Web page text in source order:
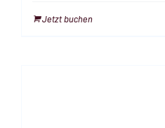
Jetzt buchen